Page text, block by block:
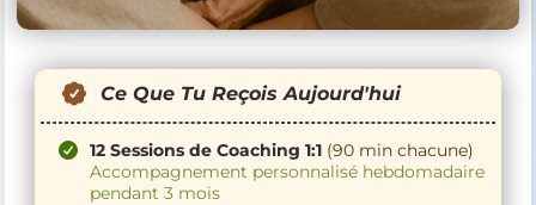
Ce Que Tu Reçois Aujourd'hui
12 Sessions de Coaching 1:1 (90 min chacune)
Accompagnement personnalisé hebdomadaire
pendant 3 mois